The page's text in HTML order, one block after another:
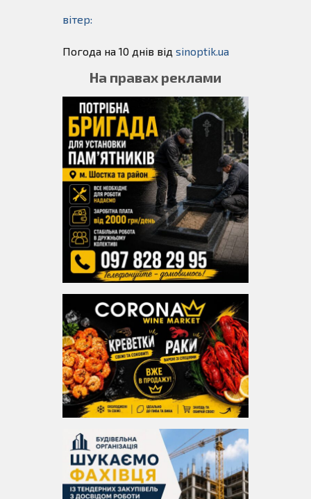
вітер:
Погода на 10 днів від sinoptik.ua
На правах реклами